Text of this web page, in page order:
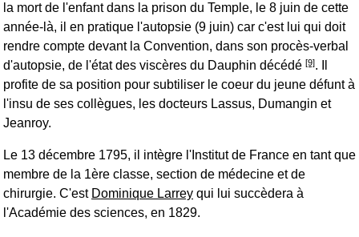
la mort de l'enfant dans la prison du Temple, le 8 juin de cette
année-là, il en pratique l'autopsie (9 juin) car c'est lui qui doit
rendre compte devant la Convention, dans son procès-verbal
d'autopsie, de l'état des viscères du Dauphin décédé [9]. Il
profite de sa position pour subtiliser le coeur du jeune défunt à
l'insu de ses collègues, les docteurs Lassus, Dumangin et
Jeanroy.
Le 13 décembre 1795, il intègre l'Institut de France en tant que
membre de la 1ère classe, section de médecine et de
chirurgie. C'est Dominique Larrey qui lui succèdera à
l'Académie des sciences, en 1829.